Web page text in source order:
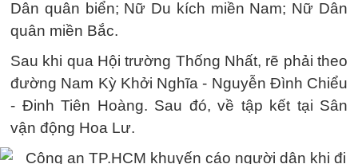
Dân quân biển; Nữ Du kích miền Nam; Nữ Dân
quân miền Bắc.
Sau khi qua Hội trường Thống Nhất, rẽ phải theo
đường Nam Kỳ Khởi Nghĩa - Nguyễn Đình Chiểu
- Đinh Tiên Hoàng. Sau đó, về tập kết tại Sân
vận động Hoa Lư.